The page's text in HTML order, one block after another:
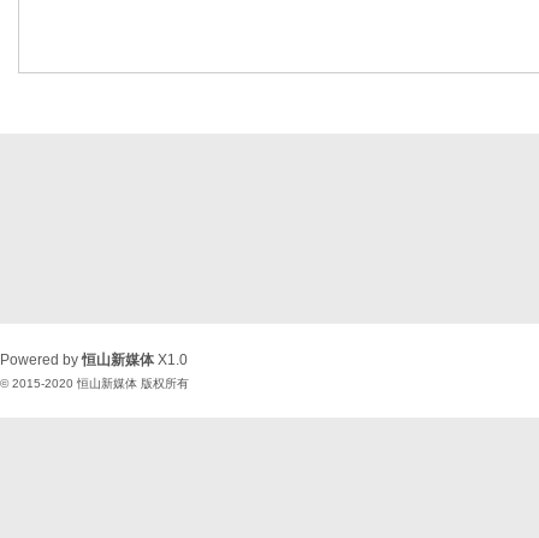
Powered by恒山新媒体 X1.0
© 2015-2020 恒山新媒体 版权所有